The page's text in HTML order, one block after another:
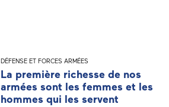
DÉFENSE ET FORCES ARMÉES
La première richesse de nos
armées sont les femmes et les
hommes qui les servent